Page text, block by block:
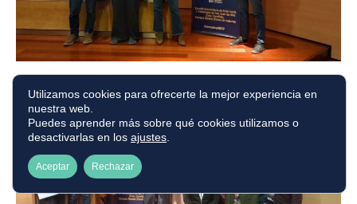
Utilizamos cookies para ofrecerte la mejor experiencia en
nuestra web.
Puedes aprender más sobre qué cookies utilizamos o
desactivarlas en los ajustes
Aceptar Rechazar